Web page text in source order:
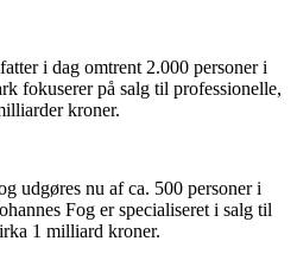
i dag omtrent 2.000 personer i
fokuserer på salg til professionelle,
kroner.
udgøres nu af ca. 500 personer i
Fog er specialiseret i salg til
1 milliard kroner.